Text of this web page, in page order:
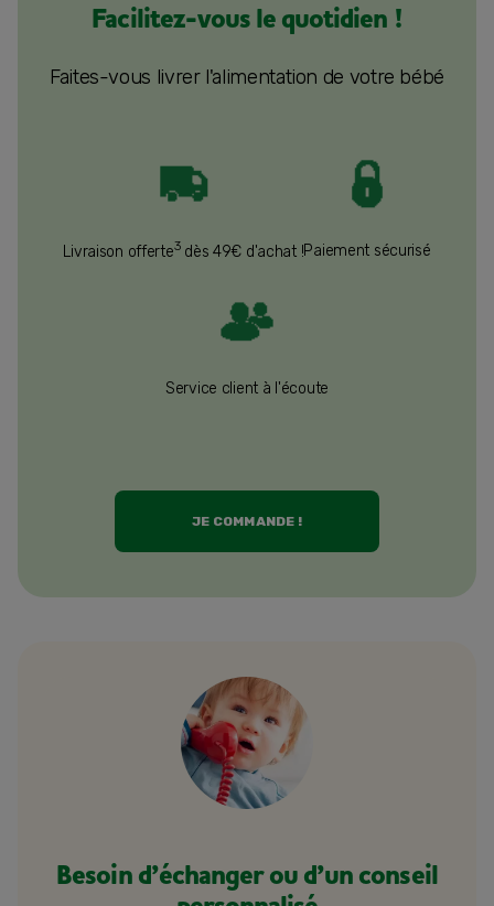
Facilitez-vous le quotidien !
Faites-vous livrer l'alimentation de votre bébé
Livraison offerte3dès 49€ d'achat !Paiement sécurisé
Service client à l'écoute
JE COMMANDE !
Besoin d’échanger ou d’un conseil